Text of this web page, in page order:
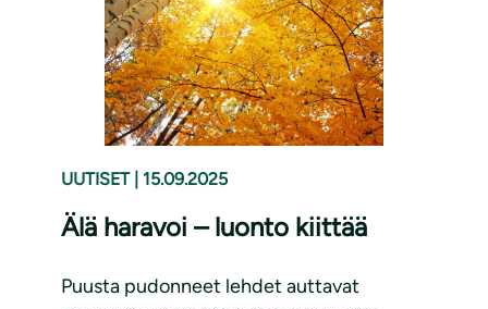
UUTISET 15.09.2025
Älä haravoi – luonto kiittää
Puusta pudonneet lehdet auttavat